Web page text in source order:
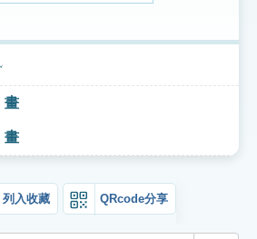
畫
畫
列入收藏 QRcode分享